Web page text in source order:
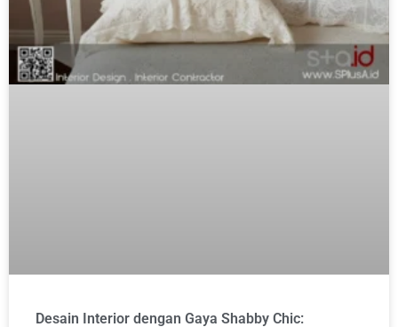
Desain Interior dengan Gaya Shabby Chic: